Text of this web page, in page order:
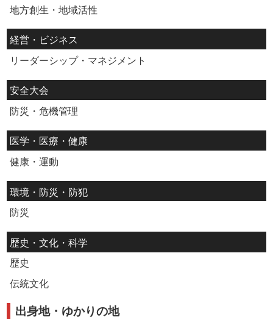
地方創生・地域活性
経営・ビジネス
リーダーシップ・マネジメント
安全大会
防災・危機管理
医学・医療・健康
健康・運動
環境・防災・防犯
防災
歴史・文化・科学
歴史
伝統文化
出身地・ゆかりの地